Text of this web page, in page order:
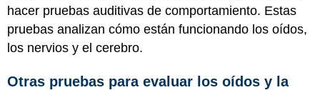
hacer pruebas auditivas de comportamiento. Estas
pruebas analizan cómo están funcionando los oídos,
los nervios y el cerebro.
Otras pruebas para evaluar los oídos y la